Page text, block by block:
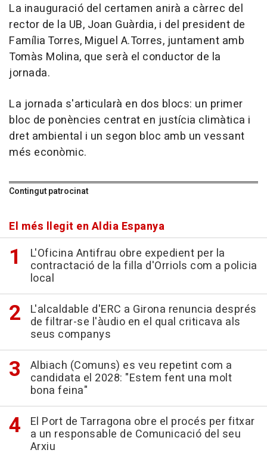
La inauguració del certamen anirà a càrrec del
rector de la UB, Joan Guàrdia, i del president de
Família Torres, Miguel A.Torres, juntament amb
Tomàs Molina, que serà el conductor de la
jornada.
La jornada s'articularà en dos blocs: un primer
bloc de ponències centrat en justícia climàtica i
dret ambiental i un segon bloc amb un vessant
més econòmic.
Contingut patrocinat
El més llegit en Aldia Espanya
L'Oficina Antifrau obre expedient per la
contractació de la filla d'Orriols com a policia
local
L'alcaldable d'ERC a Girona renuncia després
de filtrar-se l'àudio en el qual criticava als
seus companys
Albiach (Comuns) es veu repetint com a
candidata el 2028: "Estem fent una molt
bona feina"
El Port de Tarragona obre el procés per fitxar
a un responsable de Comunicació del seu
Arxiu